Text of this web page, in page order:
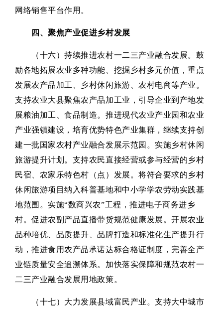
网络销售平台作用。
四、聚焦产业促进乡村发展
（十六）持续推进农村一二三产业融合发展。鼓
励各地拓展农业多种功能、挖掘乡村多元价值，重点
发展农产品加工、乡村休闲旅游、农村电商等产业。
支持农业大县聚焦农产品加工业，引导企业到产地发
展粮油加工、食品制造。推进现代农业产业园和农业
产业强镇建设，培育优势特色产业集群，继续支持创
建一批国家农村产业融合发展示范园。实施乡村休闲
旅游提升计划。支持农民直接经营或参与经营的乡村
民宿、农家乐特色村（点）发展。将符合要求的乡村
休闲旅游项目纳入科普基地和中小学学农劳动实践基
地范围。实施“数商兴农”工程，推进电子商务进乡
村。促进农副产品直播带货规范健康发展。开展农业
品种培优、品质提升、品牌打造和标准化生产提升行
动，推进食用农产品承诺达标合格证制度，完善全产
业链质量安全追溯体系。加快落实保障和规范农村一
二三产业融合发展用地政策。
（十七）大力发展县域富民产业。支持大中城市